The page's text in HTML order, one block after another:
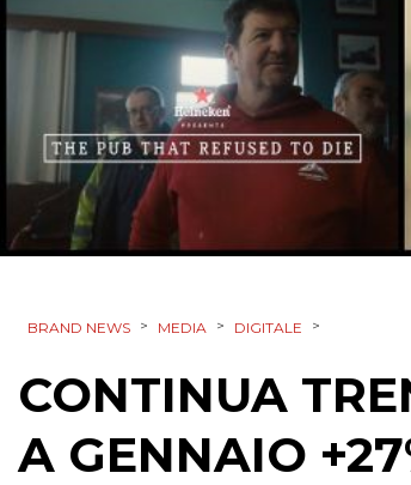
BRAND NEWS > MEDIA > DIGITALE >
CONTINUA
A GENNAIO